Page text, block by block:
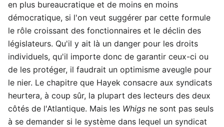
en plus bureaucratique et de moins en moins
démocratique, si l'on veut suggérer par cette formule
le rôle croissant des fonctionnaires et le déclin des
législateurs. Qu'il y ait là un danger pour les droits
individuels, qu'il importe donc de garantir ceux-ci ou
de les protéger, il faudrait un optimisme aveugle pour
le nier. Le chapitre que Hayek consacre aux syndicats
heurtera, à coup sûr, la plupart des lecteurs des deux
côtés de l'Atlantique. Mais les Whigs ne sont pas seuls
à se demander si le système dans lequel un syndicat